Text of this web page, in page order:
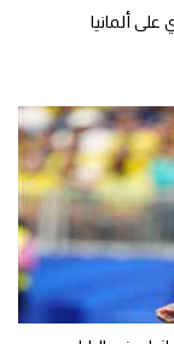
ألمانيا